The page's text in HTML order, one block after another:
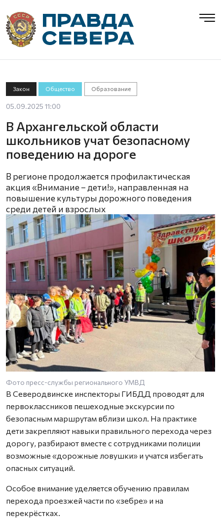
Закон Общество Образование
05.09.2025 11:00
В Архангельской области
школьников учат безопасному
поведению на дороге
В регионе продолжается профилактическая
акция «Внимание – дети!», направленная на
повышение культуры дорожного поведения
среди детей и взрослых
Фото пресс-службы регионального УМВД
В Северодвинске инспекторы ГИБДД проводят для
первоклассников пешеходные экскурсии по
безопасным маршрутам вблизи школ. На практике
дети закрепляют навыки правильного перехода через
дорогу, разбирают вместе с сотрудниками полиции
возможные «дорожные ловушки» и учатся избегать
опасных ситуаций.
Особое внимание уделяется обучению правилам
перехода проезжей части по «зебре» и на
перекрёстках.